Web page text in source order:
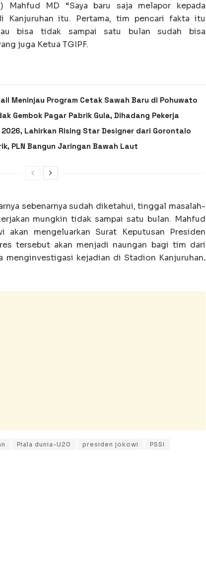
Mahfud MD “Saya baru saja melapor kepada
Kanjuruhan itu. Pertama, tim pencari fakta itu
bisa tidak sampai satu bulan sudah bisa
juga Ketua TGIPF.
Meninjau Program Cetak Sawah Baru di Pohuwato
Gembok Pagar Pabrik Gula, Dihadang Pekerja
2026, Lahirkan Rising Star Designer dari Gorontalo
PLN Bangun Jaringan Bawah Laut
sebenarnya sudah diketahui, tinggal masalah-
mungkin tidak sampai satu bulan. Mahfud
akan mengeluarkan Surat Keputusan Presiden
tersebut akan menjadi naungan bagi tim dari
menginvestigasi kejadian di Stadion Kanjuruhan.
Piala dunia-U20 presiden jokowi PSSI